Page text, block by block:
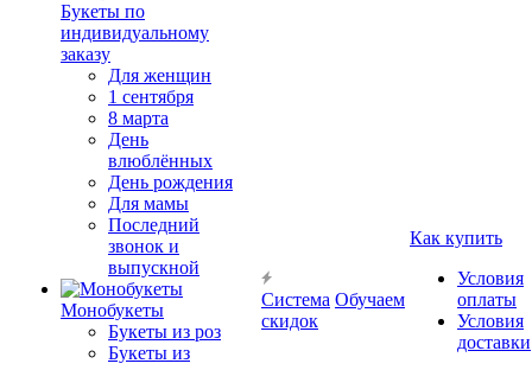
Букеты по
индивидуальному
заказу
Для женщин
1 сентября
8 марта
День
влюблённых
День рождения
Для мамы
Последний
звонок и
выпускной
Монобукеты
Букеты из роз
Букеты из
Система
скидок
Обучаем
Как купить
Условия
оплаты
Условия
доставки